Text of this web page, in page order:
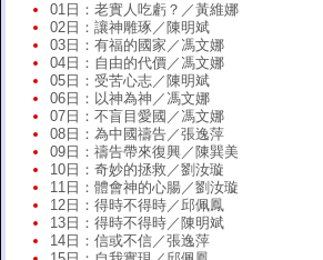
01日：老實人吃虧？／黃維娜
02日：讓神雕琢／陳明斌
03日：有福的國家／馮文娜
04日：自由的代價／馮文娜
05日：受苦心志／陳明斌
06日：以神為神／馮文娜
07日：不盲目愛國／馮文娜
08日：為中國禱告／張逸萍
09日：禱告帶來復興／陳巽美
10日：奇妙的拯救／劉汝璇
11日：體會神的心腸／劉汝璇
12日：得時不得時／邱佩鳳
13日：得時不得時／陳明斌
14日：信或不信／張逸萍